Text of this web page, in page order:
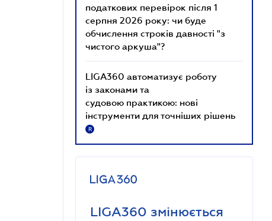
податкових перевірок після 1
серпня 2026 року: чи буде
обчислення строків давності "з
чистого аркуша"?
LIGA360 автоматизує роботу
із законами та
судовою практикою: нові
інструменти для точніших рішень
R
LIGA360 змінюється